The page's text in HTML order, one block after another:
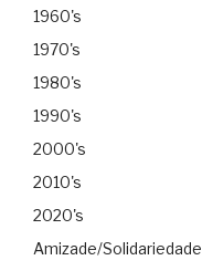
1960's
1970's
1980's
1990's
2000's
2010's
2020's
Amizade/Solidariedade